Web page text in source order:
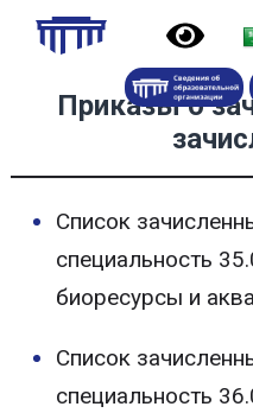
Приказы о
Список
специальность
биоресурсы и
Список
специальность